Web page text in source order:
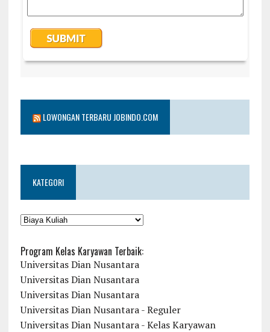
LOWONGAN TERBARU JOBINDO.COM
KATEGORI
KATEGORI
Program Kelas Karyawan Terbaik:
Universitas Dian Nusantara
Universitas Dian Nusantara
Universitas Dian Nusantara
Universitas Dian Nusantara - Reguler
Universitas Dian Nusantara - Kelas Karyawan